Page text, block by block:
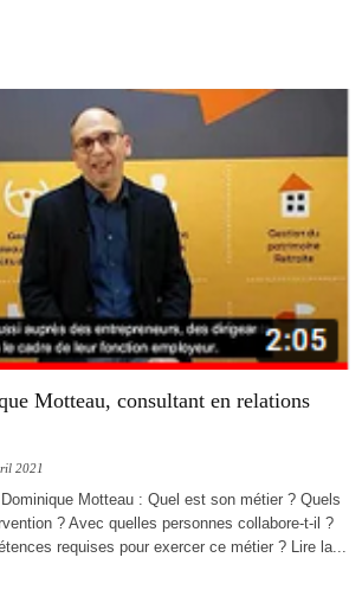
Motteau, consultant en relations
2021
Motteau : Quel est son métier ? Quels
? Avec quelles personnes collabore-t-il ?
requises pour exercer ce métier ? Lire la...